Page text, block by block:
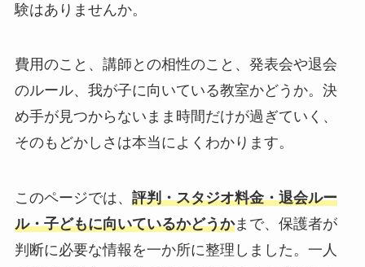
験はありませんか。
費用のこと、講師との相性のこと、発表会や退会
のルール、我が子に向いている教室かどうか。決
め手が見つからないまま時間だけが過ぎていく、
そのもどかしさは本当によくわかります。
このページでは、 評判・スタジオ料金・退会ルー
ル・子どもに向いているかどうかまで、保護者が
判断に必要な情報を一か所に整理しました。一人